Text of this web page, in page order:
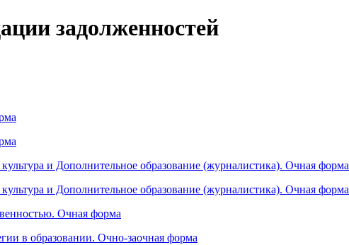
задолженностей
и Дополнительное образование (журналистика). Очная форма
и Дополнительное образование (журналистика). Очная форма
Очная форма
в образовании. Очно-заочная форма